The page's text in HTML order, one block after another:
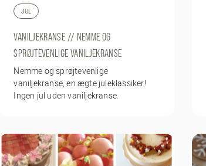
JUL
VANILJEKRANSE // NEMME OG
SPRØJTEVENLIGE VANILJEKRANSE
Nemme og sprøjtevenlige
vaniljekranse, en ægte juleklassiker!
Ingen jul uden vaniljekranse.